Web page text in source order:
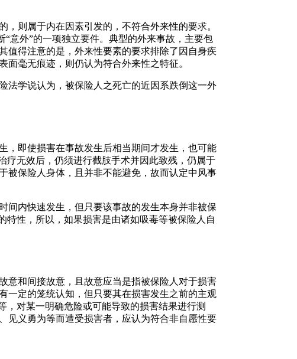
则属于内在因素引发的，不符合外来性的要求。
意外”的一项独立要件。典型的外来事故，主要包
值得注意的是，外来性要素的要求排除了因自身疾
毫无痕迹，则仍认为符合外来性之特征。
法学说认为，被保险人之死亡的近因系跌倒这一外
，即使损害在事故发生后相当期间才发生，也可能
疗无效后，仍须进行截肢手术并因此致残，仍属于
被保险人身体，且并非不能避免，故而认定中风事
间内快速发生，但只要该事故的发生本身并非被保
特性，所以，如果损害是由诸如吸毒等被保险人自
意和间接故意，且故意应当是指被保险人对于损害
一定的笼统认知，但只要其在损害发生之前的主观
，对某一明确危险或可能导致的损害结果进行测
见义勇为等而遭受损害者，应认为符合非自愿性要